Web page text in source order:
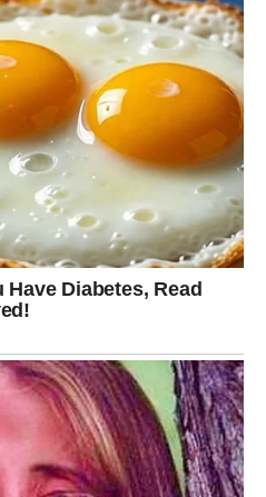
tu je razlika – sada Lav bira,
je da dobijete ono
može doneti priznanje,
ili priliku da se istakne. Lav
bude primećen – i sada
na velika vrata.
Lav oseća da opet ima
To je prava pobeda.
VAM DONOSI
JER